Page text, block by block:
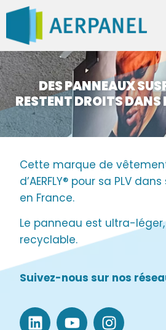
DES PANNEAUX
RESTENT DROITS DANS
Cette marque de
d’AERFLY® pour sa PLV
en France.
Le panneau est ultra-
recyclable.
Suivez-nous sur nos